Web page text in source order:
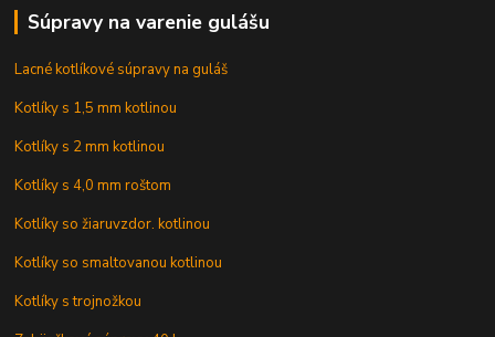
Súpravy na varenie gulášu
Lacné kotlíkové súpravy na guláš
Kotlíky s 1,5 mm kotlinou
Kotlíky s 2 mm kotlinou
Kotlíky s 4,0 mm roštom
Kotlíky so žiaruvzdor. kotlinou
Kotlíky so smaltovanou kotlinou
Kotlíky s trojnožkou